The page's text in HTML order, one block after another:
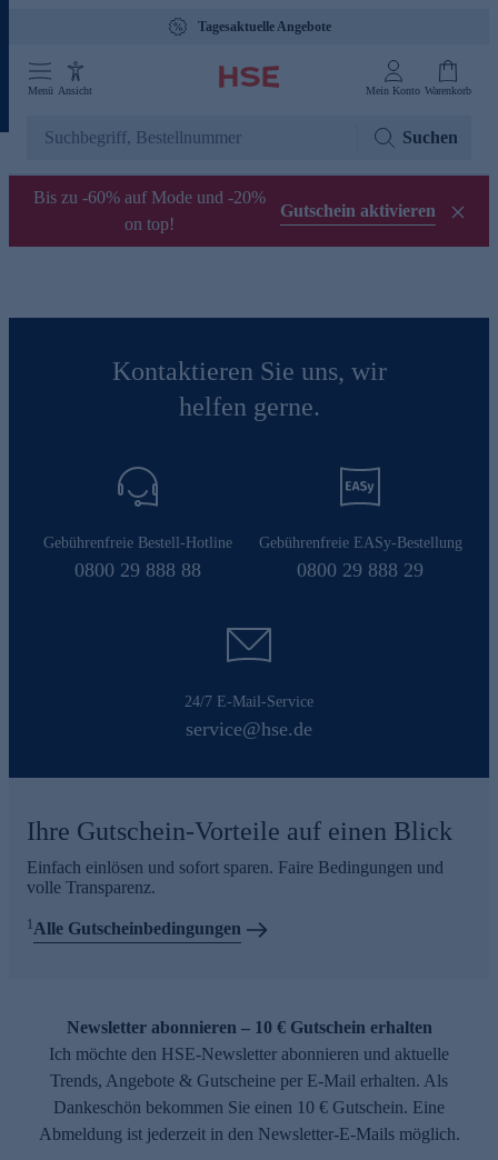
Tagesaktuelle Angebote
Menü Ansicht Mein Konto Warenkorb
Suchen
Bis zu -60% auf Mode und -20%
on top!
Gutschein aktivieren
Kontaktieren Sie uns, wir
helfen gerne.
Gebührenfreie Bestell-Hotline
0800 29 888 88
Gebührenfreie EASy-Bestellung
0800 29 888 29
24/7 E-Mail-Service
service@hse.de
Ihre Gutschein-Vorteile auf einen Blick
Einfach einlösen und sofort sparen. Faire Bedingungen und
volle Transparenz.
1Alle Gutscheinbedingungen
Newsletter abonnieren – 10 € Gutschein erhalten
Ich möchte den HSE-Newsletter abonnieren und aktuelle
Trends, Angebote & Gutscheine per E-Mail erhalten. Als
Dankeschön bekommen Sie einen 10 € Gutschein. Eine
Abmeldung ist jederzeit in den Newsletter-E-Mails möglich.